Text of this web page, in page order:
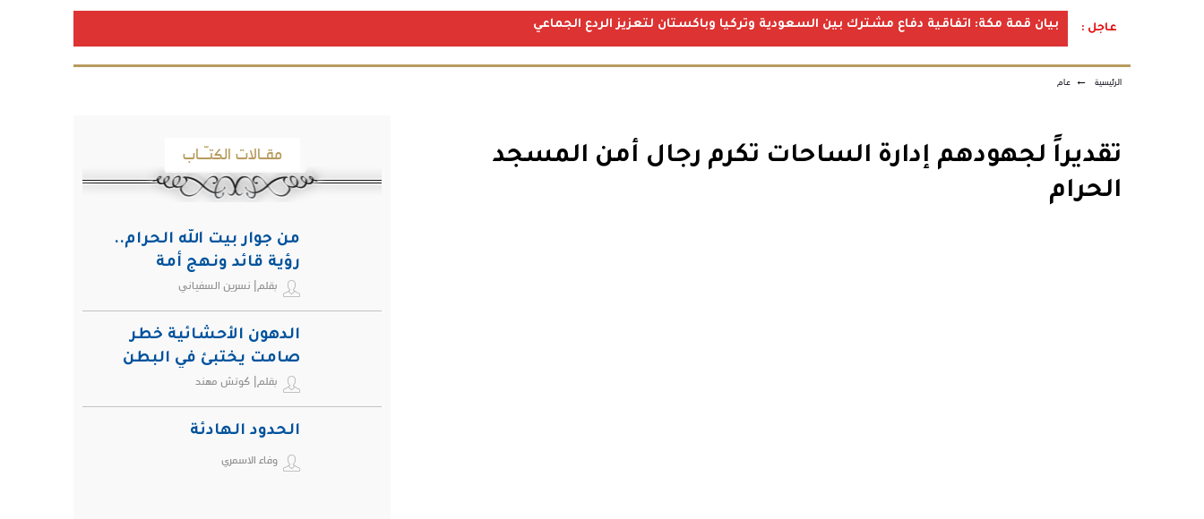
عاجل : بيان قمة مكة: اتفاقية دفاع مشترك بين السعودية وتركيا وباكستان لتعزيز الردع الجماعي
الرئيسية ← عام
تقديراً لجهودهم إدارة الساحات تكرم رجال أمن المسجد
الحرام
مقـالات الكتـّـاب
من جوار بيت الله الحرام..
رؤية قائد ونهج أمة
بقلم| نسرين السفياني
الدهون الأحشائية خطر
صامت يختبئ في البطن
ويهدد صحة الإنسان
بقلم| كوتش مهند
الحدود الهادئة
وفاء الاسمري